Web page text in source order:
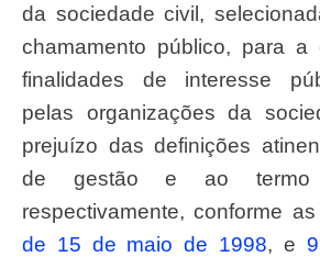
da sociedade civil,
chamamento público, para a
finalidades de interesse
pelas organizações da
prejuízo das definições
de gestão e ao termo
respectivamente, conforme as
de 15 de maio de 1998, e